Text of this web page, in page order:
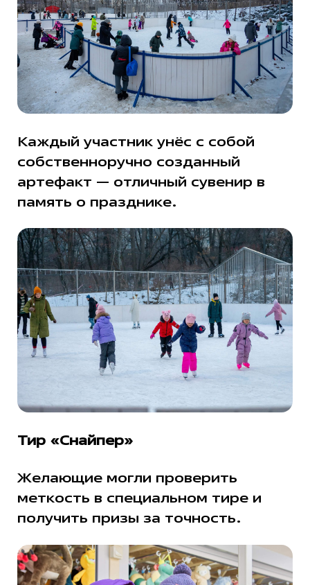
Каждый участник унёс с собой
собственноручно созданный
артефакт — отличный сувенир в
память о празднике.
Тир «Снайпер»
Желающие могли проверить
меткость в специальном тире и
получить призы за точность.